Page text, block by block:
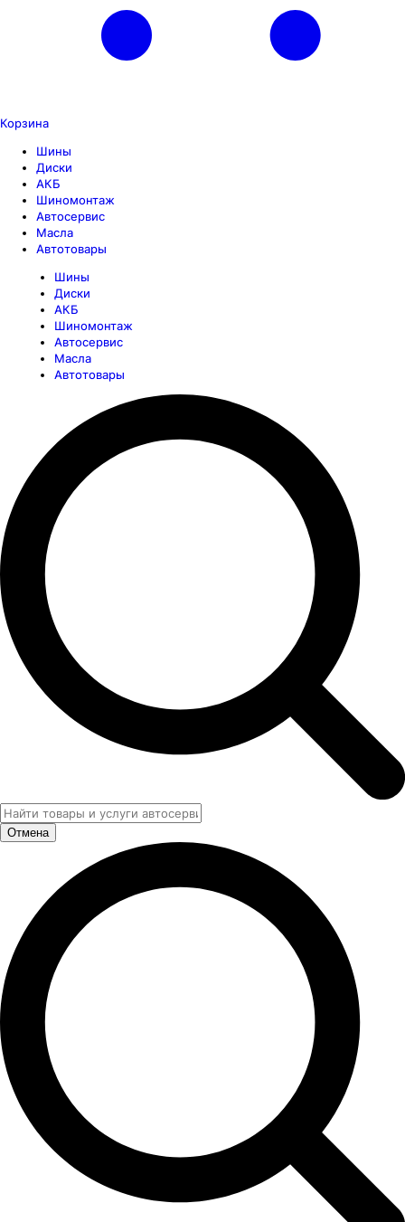
Корзина
Шины
Диски
АКБ
Шиномонтаж
Автосервис
Масла
Автотовары
Шины
Диски
АКБ
Шиномонтаж
Автосервис
Масла
Автотовары
Отмена